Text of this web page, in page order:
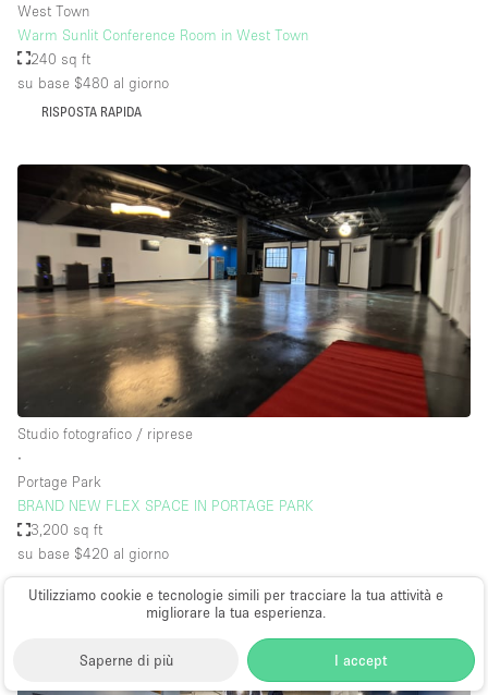
Utilizziamo cookie e tecnologie simili per tracciare la tua attività e
migliorare la tua esperienza.
Saperne di più I accept
West Town
Warm Sunlit Conference Room in West Town
240 sq ft
su base $480 al giorno
RISPOSTA RAPIDA
Studio fotografico / riprese
∙
Portage Park
BRAND NEW FLEX SPACE IN PORTAGE PARK
3,200 sq ft
su base $420 al giorno